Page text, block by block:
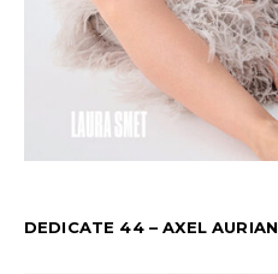
DEDICATE 44 – AXEL